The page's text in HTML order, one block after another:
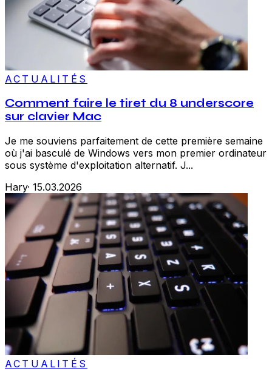
ACTUALITÉS
Comment faire le tiret du 8 underscore
sur clavier Mac
Je me souviens parfaitement de cette première semaine
où j'ai basculé de Windows vers mon premier ordinateur
sous système d'exploitation alternatif. J...
Hary· 15.03.2026
ACTUALITÉS